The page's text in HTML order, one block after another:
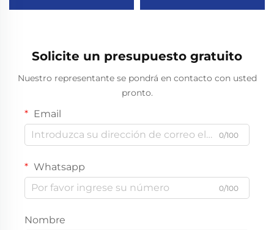
Solicite un presupuesto gratuito
Nuestro representante se pondrá en contacto con usted
pronto.
Email
0/100
Whatsapp
0/100
Nombre